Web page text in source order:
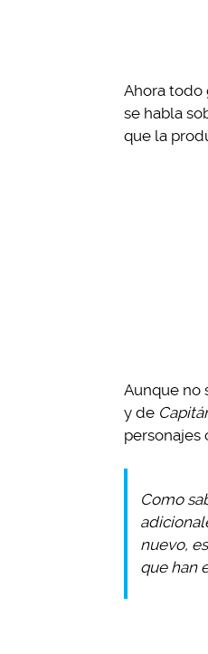
Ahora todo
se habla
que la
Aunque no
y de
personajes
Como
nuevo,
que han